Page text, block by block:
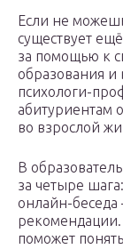
Если не
существует
за помощью к
образования и
психологи-
абитуриентам
во взрослой
В
за четыре
онлайн-
рекомендации.
поможет